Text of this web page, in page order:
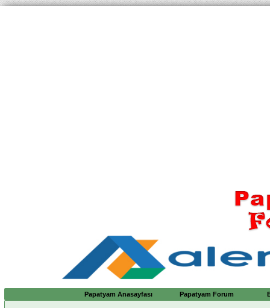
Papatyam Anasayfası Papatyam Forum